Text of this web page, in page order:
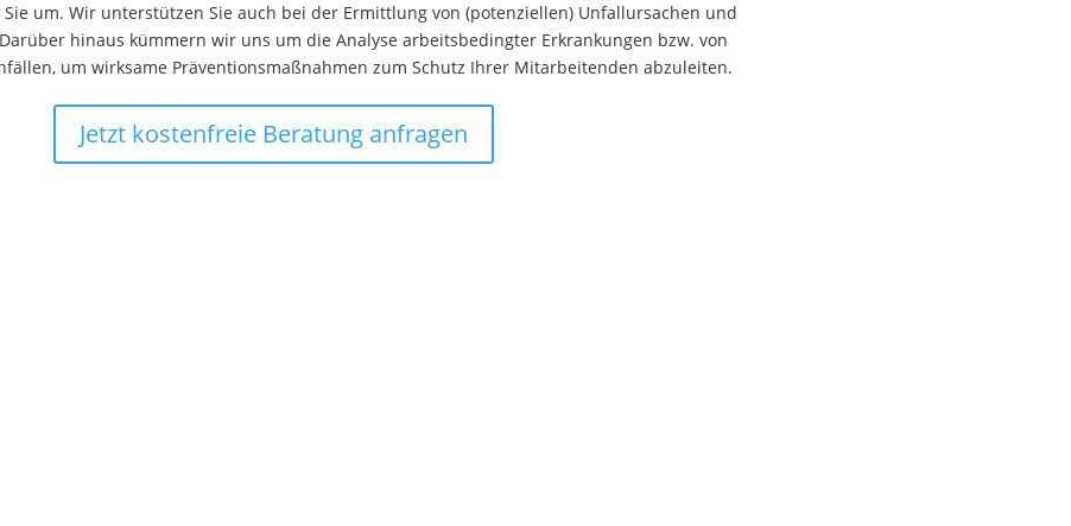
um. Wir unterstützen Sie auch bei der Ermittlung von (potenziellen) Unfallursachen und
hinaus kümmern wir uns um die Analyse arbeitsbedingter Erkrankungen bzw. von
um wirksame Präventionsmaßnahmen zum Schutz Ihrer Mitarbeitenden abzuleiten.
Jetzt kostenfreie Beratung anfragen